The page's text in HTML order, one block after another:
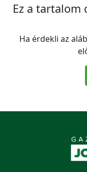
Ez a tartalom
Ha érdekli az